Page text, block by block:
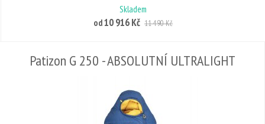
Skladem
od10 916 Kč 11 490 Kč
Patizon G 250 - ABSOLUTNÍ ULTRALIGHT